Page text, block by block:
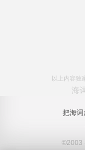
以上内容独
海
把海
©2003